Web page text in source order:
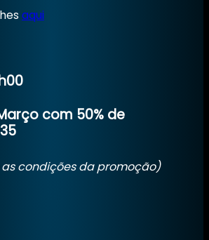
aqui
com 50% de
condições da promoção)